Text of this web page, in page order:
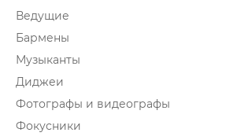
Ведущие
Бармены
Музыканты
Диджеи
Фотографы и видеографы
Фокусники